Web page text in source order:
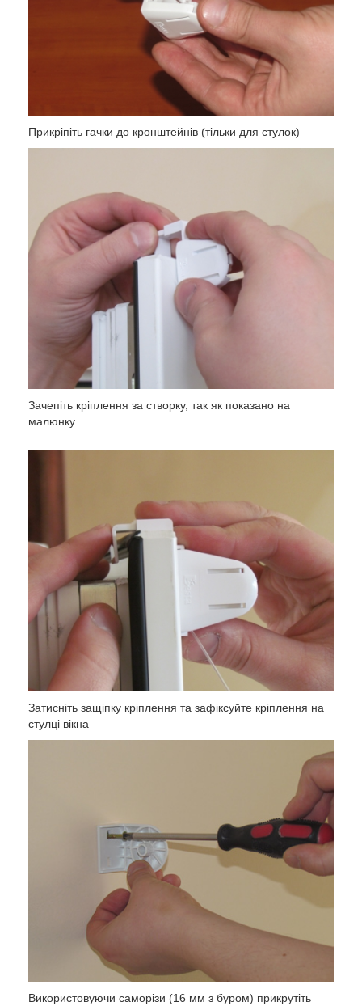
Прикріпіть гачки до кронштейнів (тільки для стулок)
Зачепіть кріплення за створку, так як показано на
малюнку
Затисніть защіпку кріплення та зафіксуйте кріплення на
стулці вікна
Використовуючи саморізи (16 мм з буром) прикрутіть